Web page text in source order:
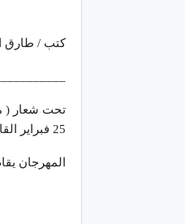
كتب / طارق
25 فبراير القادم بحديقة الحريه بالجزيرة بجوار دار الأوبرا المصريه
المهرجان